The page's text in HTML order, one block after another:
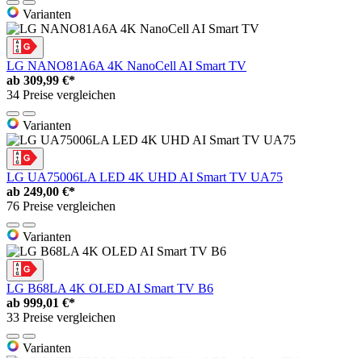
Varianten
LG NANO81A6A 4K NanoCell AI Smart TV
ab 309,99 €*
34 Preise vergleichen
Varianten
LG UA75006LA LED 4K UHD AI Smart TV UA75
ab 249,00 €*
76 Preise vergleichen
Varianten
LG B68LA 4K OLED AI Smart TV B6
ab 999,01 €*
33 Preise vergleichen
Varianten